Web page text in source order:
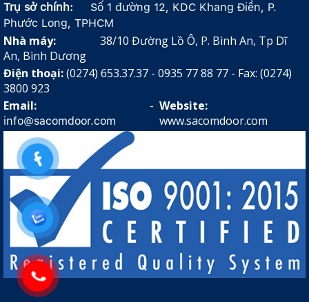
Trụ sở chính:
Số 1 đường 12, KDC Khang Điền, P.
Phước Long, TPHCM
Nhà máy: 38/10 Đường Lồ Ô, P. Bình An, Tp Dĩ
An, Bình Dương
Điện thoại:(0274) 653.37.37 - 0935 77 88 77 - Fax: (0274)
3800 923
Email:
info@sacomdoor.com
- Website:
www.sacomdoor.com